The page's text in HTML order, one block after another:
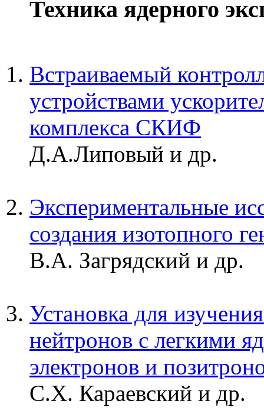
Техника ядерного
Встраиваемый
устройствами
комплекса СКИФ
Д.А.Липовый и др.
Экспериментальные
создания изотопного
В.А. Загрядский и др.
Установка для
нейтронов с легкими
электронов и
С.Х. Караевский и др.